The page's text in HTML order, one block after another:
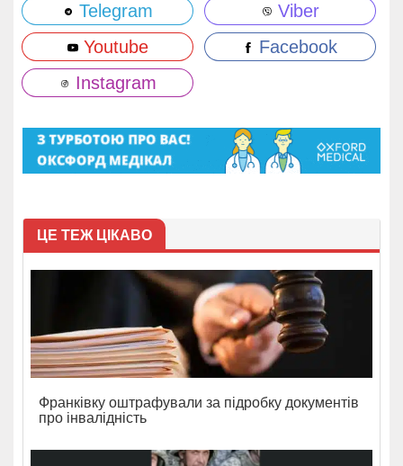
Telegram
Viber
Youtube
Facebook
Instagram
ЦЕ ТЕЖ ЦІКАВО
Франківку оштрафували за підробку документів
про інвалідність